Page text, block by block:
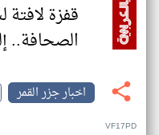
قفزة
الصحافة..
اخبار جزر القمر
VF17PD